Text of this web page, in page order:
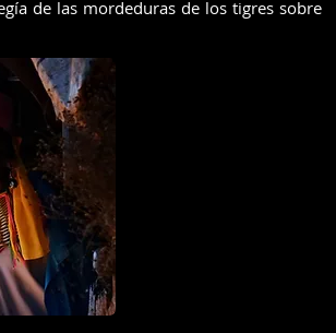
de las mordeduras de los tigres sobre